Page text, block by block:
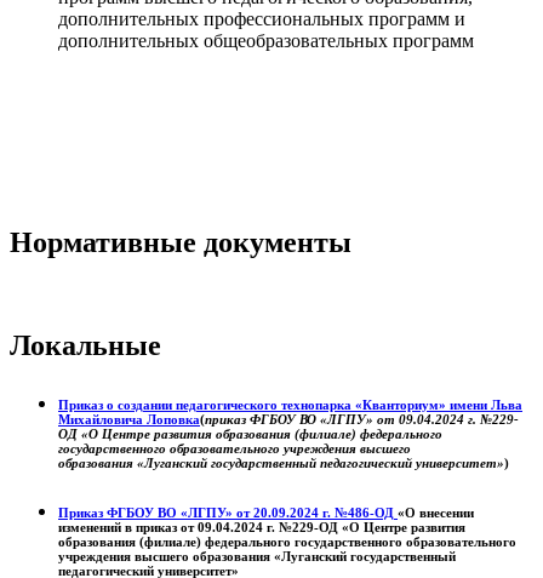
дополнительных профессиональных программ и
дополнительных общеобразовательных программ
Нормативные документы
Локальные
Приказ о создании педагогического технопарка «Кванториум» имени Льва
Михайловича Лоповка(приказ ФГБОУ ВО «ЛГПУ» от 09.04.2024 г. №229-
ОД «О Центре развития образования (филиале) федерального
государственного образовательного учреждения высшего
образования «Луганский государственный педагогический университет»)
Приказ ФГБОУ ВО «ЛГПУ» от 20.09.2024 г. №486-ОД «О внесении
изменений в приказ от 09.04.2024 г. №229-ОД «О Центре развития
образования (филиале) федерального государственного образовательного
учреждения высшего образования «Луганский государственный
педагогический университет»